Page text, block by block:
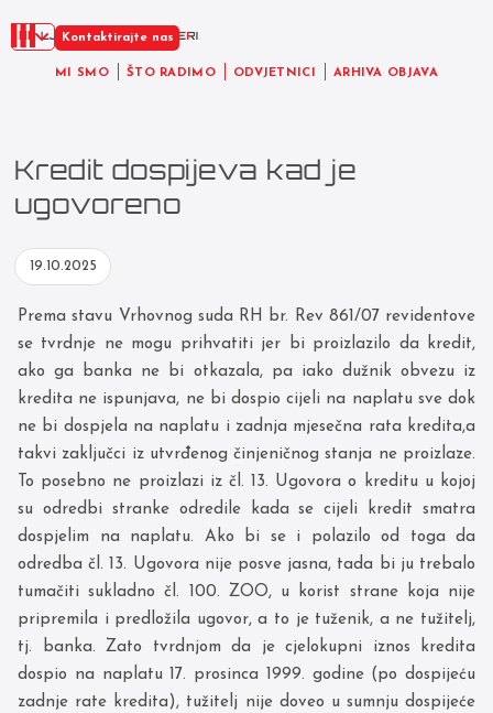
MI SMO ŠTO RADIMO ODVJETNICI ARHIVA OBJAVA
Kontaktirajte nas
Kredit dospijeva kad je
ugovoreno
19.10.2025
Prema stavu Vrhovnog suda RH br. Rev 861/07 revidentove
se tvrdnje ne mogu prihvatiti jer bi proizlazilo da kredit,
ako ga banka ne bi otkazala, pa iako dužnik obvezu iz
kredita ne ispunjava, ne bi dospio cijeli na naplatu sve dok
ne bi dospjela na naplatu i zadnja mjesečna rata kredita,a
takvi zaključci iz utvrđenog činjeničnog stanja ne proizlaze.
To posebno ne proizlazi iz čl. 13. Ugovora o kreditu u kojoj
su odredbi stranke odredile kada se cijeli kredit smatra
dospjelim na naplatu. Ako bi se i polazilo od toga da
odredba čl. 13. Ugovora nije posve jasna, tada bi ju trebalo
tumačiti sukladno čl. 100. ZOO, u korist strane koja nije
pripremila i predložila ugovor, a to je tuženik, a ne tužitelj,
tj. banka. Zato tvrdnjom da je cjelokupni iznos kredita
dospio na naplatu 17. prosinca 1999. godine (po dospijeću
zadnje rate kredita), tužitelj nije doveo u sumnju dospijeće